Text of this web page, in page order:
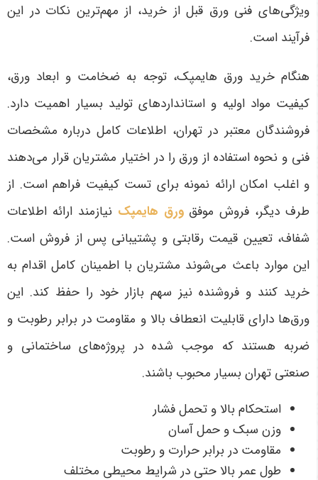
ویژگی‌های فنی ورق قبل از خرید، از مهم‌ترین نکات در این
فرآیند است.
هنگام خرید ورق هایمپک، توجه به ضخامت و ابعاد ورق،
کیفیت مواد اولیه و استانداردهای تولید بسیار اهمیت دارد.
فروشندگان معتبر در تهران، اطلاعات کامل درباره مشخصات
فنی و نحوه استفاده از ورق را در اختیار مشتریان قرار می‌دهند
و اغلب امکان ارائه نمونه برای تست کیفیت فراهم است. از
طرف دیگر، فروش موفقورق هایمپک نیازمند ارائه اطلاعات
شفاف، تعیین قیمت رقابتی و پشتیبانی پس از فروش است.
این موارد باعث می‌شوند مشتریان با اطمینان کامل اقدام به
خرید کنند و فروشنده نیز سهم بازار خود را حفظ کند. این
ورق‌ها دارای قابلیت انعطاف بالا و مقاومت در برابر رطوبت و
ضربه هستند که موجب شده در پروژه‌های ساختمانی و
صنعتی تهران بسیار محبوب باشند.
استحکام بالا و تحمل فشار
وزن سبک و حمل آسان
مقاومت در برابر حرارت و رطوبت
طول عمر بالا حتی در شرایط محیطی مختلف